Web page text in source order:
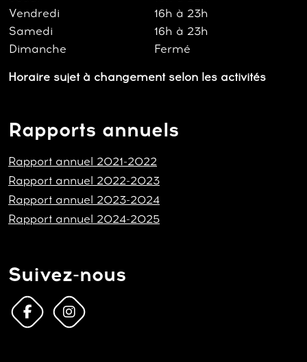
Vendredi
16h à 23h
Samedi
16h à 23h
Dimanche
Fermé
Horaire sujet à changement selon les activités
Rapports annuels
Rapport annuel 2021-2022
Rapport annuel 2022-2023
Rapport annuel 2023-2024
Rapport annuel 2024-2025
Suivez-nous